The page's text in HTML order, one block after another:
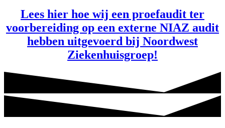
Lees hier hoe wij een proefaudit ter
voorbereiding op een externe NIAZ audit
hebben uitgevoerd bij Noordwest
Ziekenhuisgroep!